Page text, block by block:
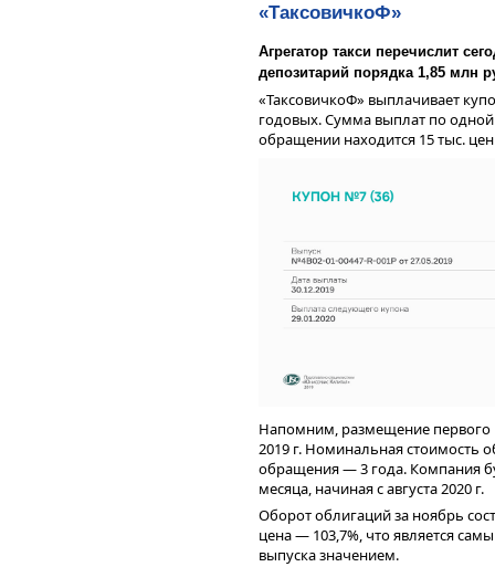
«ТаксовичкоФ»
Агрегатор такси перечислит
депозитарий порядка 1,85 млн
«ТаксовичкоФ» выплачивает
годовых. Сумма выплат по
обращении находится 15 тыс.
Напомним, размещение первого
2019 г. Номинальная стоимость
обращения — 3 года. Компания
месяца, начиная с августа 2020 г.
Оборот облигаций за ноябрь
цена — 103,7%, что является
выпуска значением.